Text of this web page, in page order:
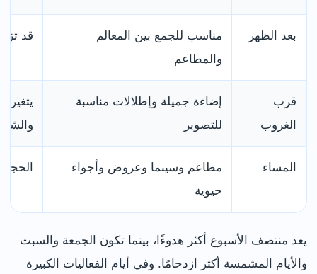
بعد الظهر
مناسب للجمع بين المعالم
والمطاعم
قد
قرب
الغروب
إضاءة جميلة وإطلالات مناسبة
للتصوير
يتغير
المساء
مطاعم وسينما وعروض وأجواء
حيوية
يعد منتصف الأسبوع أكثر هدوءًا، بينما تكون الجمعة والسبت
والأيام المشمسة أكثر ازدحامًا. وفي أيام الفعاليات الكبيرة